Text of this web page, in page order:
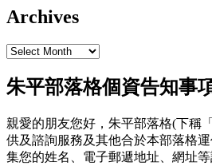
Archives
Archives
朱平部落格個資告知事
親愛的朋友您好，朱平部落格(下稱
供及諮詢服務及其他合於本部落格
集您的姓名、電子郵遞地址、網址